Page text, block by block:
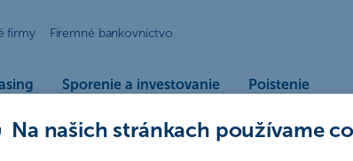
Na našich stránkach používame
Sporenie a investovanie Poistenie
firmy Firemné bankovníctvo
účet